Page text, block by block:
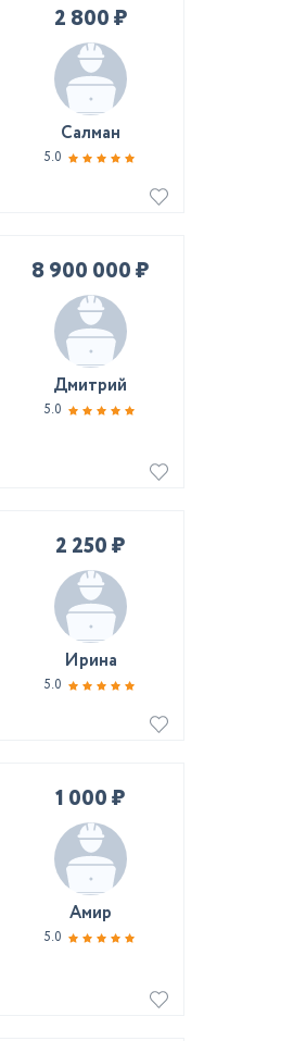
2 800 ₽
Салман
5.0
8 900 000 ₽
Дмитрий
5.0
2 250 ₽
Ирина
5.0
1 000 ₽
Амир
5.0